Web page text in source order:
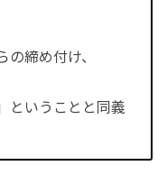
締め付け、
ということと同義